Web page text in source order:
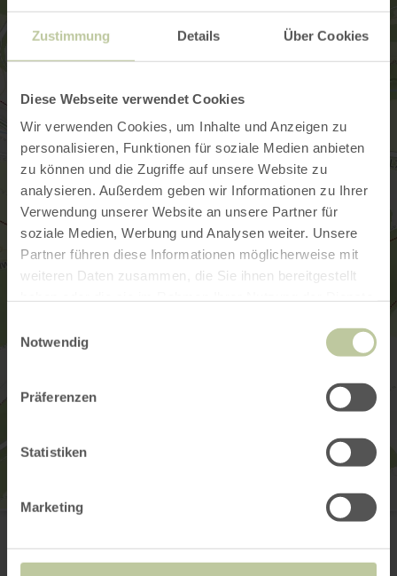
Zustimmung Details Über Cookies
Diese Webseite verwendet Cookies
Wir verwenden Cookies, um Inhalte und Anzeigen zu
personalisieren, Funktionen für soziale Medien anbieten
zu können und die Zugriffe auf unsere Website zu
analysieren. Außerdem geben wir Informationen zu Ihrer
Verwendung unserer Website an unsere Partner für
soziale Medien, Werbung und Analysen weiter. Unsere
Partner führen diese Informationen möglicherweise mit
weiteren Daten zusammen, die Sie ihnen bereitgestellt
Notwendig
Präferenzen
Statistiken
Marketing
Schornkapelle Schuld
Email